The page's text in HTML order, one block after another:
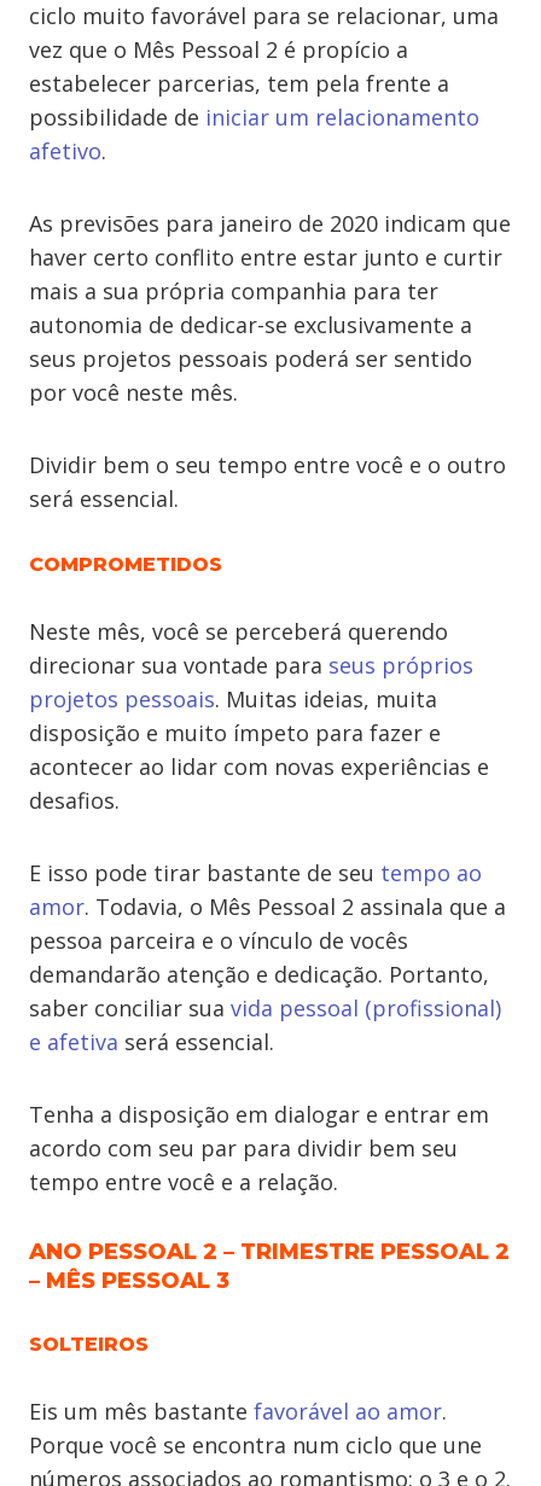
ciclo muito favorável para se relacionar, uma
vez que o Mês Pessoal 2 é propício a
estabelecer parcerias, tem pela frente a
possibilidade de iniciar um relacionamento
afetivo.
As previsões para janeiro de 2020 indicam que
haver certo conflito entre estar junto e curtir
mais a sua própria companhia para ter
autonomia de dedicar-se exclusivamente a
seus projetos pessoais poderá ser sentido
por você neste mês.
Dividir bem o seu tempo entre você e o outro
será essencial.
COMPROMETIDOS
Neste mês, você se perceberá querendo
direcionar sua vontade para seus próprios
projetos pessoais. Muitas ideias, muita
disposição e muito ímpeto para fazer e
acontecer ao lidar com novas experiências e
desafios.
E isso pode tirar bastante de seu tempo ao
amor. Todavia, o Mês Pessoal 2 assinala que a
pessoa parceira e o vínculo de vocês
demandarão atenção e dedicação. Portanto,
saber conciliar sua vida pessoal (profissional)
e afetiva será essencial.
Tenha a disposição em dialogar e entrar em
acordo com seu par para dividir bem seu
tempo entre você e a relação.
ANO PESSOAL 2 – TRIMESTRE PESSOAL 2
– MÊS PESSOAL 3
SOLTEIROS
Eis um mês bastante favorável ao amor.
Porque você se encontra num ciclo que une
números associados ao romantismo: o 3 e o 2.